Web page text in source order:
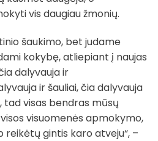
vis daugiau žmonių.
šaukimo, bet judame
kokybę, atliepiant į naujas
dalyvauja ir
ir šauliai, čia dalyvauja
tad visas bendras mūsų
visuomenės apmokymo,
gintis karo atveju“, –